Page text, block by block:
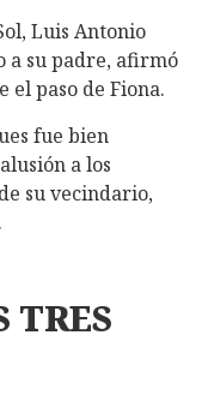
Luis Antonio
a su padre, afirmó
el paso de Fiona.
fue bien
a los
su vecindario,
TRES